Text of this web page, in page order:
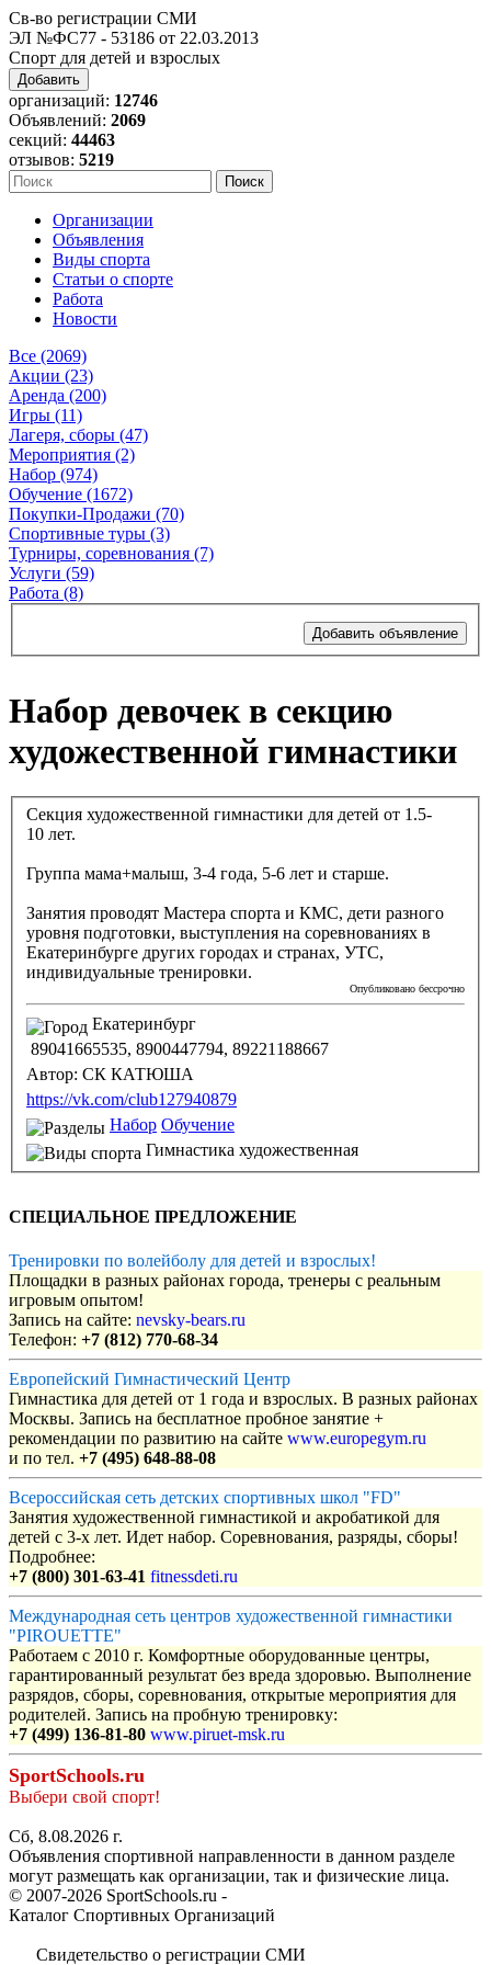
Св-во регистрации СМИ
ЭЛ №ФС77 - 53186 от 22.03.2013
Спорт для детей и взрослых
Добавить
организаций: 12746
Объявлений: 2069
секций: 44463
отзывов: 5219
Организации
Объявления
Виды спорта
Статьи о спорте
Работа
Новости
Все (2069)
Акции (23)
Аренда (200)
Игры (11)
Лагеря, сборы (47)
Мероприятия (2)
Набор (974)
Обучение (1672)
Покупки-Продажи (70)
Спортивные туры (3)
Турниры, соревнования (7)
Услуги (59)
Работа (8)
Добавить объявление
Набор девочек в секцию
художественной гимнастики
Секция художественной гимнастики для детей от 1.5-
10 лет.
Группа мама+малыш, 3-4 года, 5-6 лет и старше.
Занятия проводят Мастера спорта и КМС, дети разного
уровня подготовки, выступления на соревнованиях в
Екатеринбурге других городах и странах, УТС,
индивидуальные тренировки.
Опубликовано бессрочно
Екатеринбург
89041665535, 8900447794, 89221188667
Автор: СК КАТЮША
https://vk.com/club127940879
Набор Обучение
Гимнастика художественная
СПЕЦИАЛЬНОЕ ПРЕДЛОЖЕНИЕ
Тренировки по волейболу для детей и взрослых!
Площадки в разных районах города, тренеры с реальным
игровым опытом!
Запись на сайте: nevsky-bears.ru
Телефон: +7 (812) 770-68-34
Европейский Гимнастический Центр
Гимнастика для детей от 1 года и взрослых. В разных районах
Москвы. Запись на бесплатное пробное занятие +
рекомендации по развитию на сайте www.europegym.ru
и по тел. +7 (495) 648-88-08
Всероссийская сеть детских спортивных школ "FD"
Занятия художественной гимнастикой и акробатикой для
детей с 3-х лет. Идет набор. Соревнования, разряды, сборы!
Подробнее:
+7 (800) 301-63-41 fitnessdeti.ru
Международная сеть центров художественной гимнастики
"PIROUETTE"
Работаем с 2010 г. Комфортные оборудованные центры,
гарантированный результат без вреда здоровью. Выполнение
разрядов, сборы, соревнования, открытые мероприятия для
родителей. Запись на пробную тренировку:
+7 (499) 136-81-80 www.piruet-msk.ru
SportSchools.ru
Выбери свой спорт!
Сб, 8.08.2026 г.
Объявления спортивной направленности в данном разделе
могут размещать как организации, так и физические лица.
© 2007-2026 SportSchools.ru -
Каталог Спортивных Организаций
Свидетельство о регистрации СМИ